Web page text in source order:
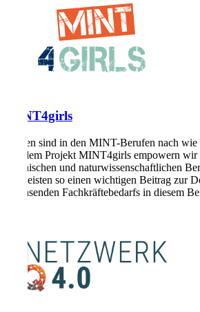
MINT4girls
Frauen sind in den MINT-Berufen nach
Mit dem Projekt MINT4girls empowern
technischen und naturwissenschaftlichen
und leisten so einen wichtigen Beitrag zur
wachsenden Fachkräftebedarfs in diesem